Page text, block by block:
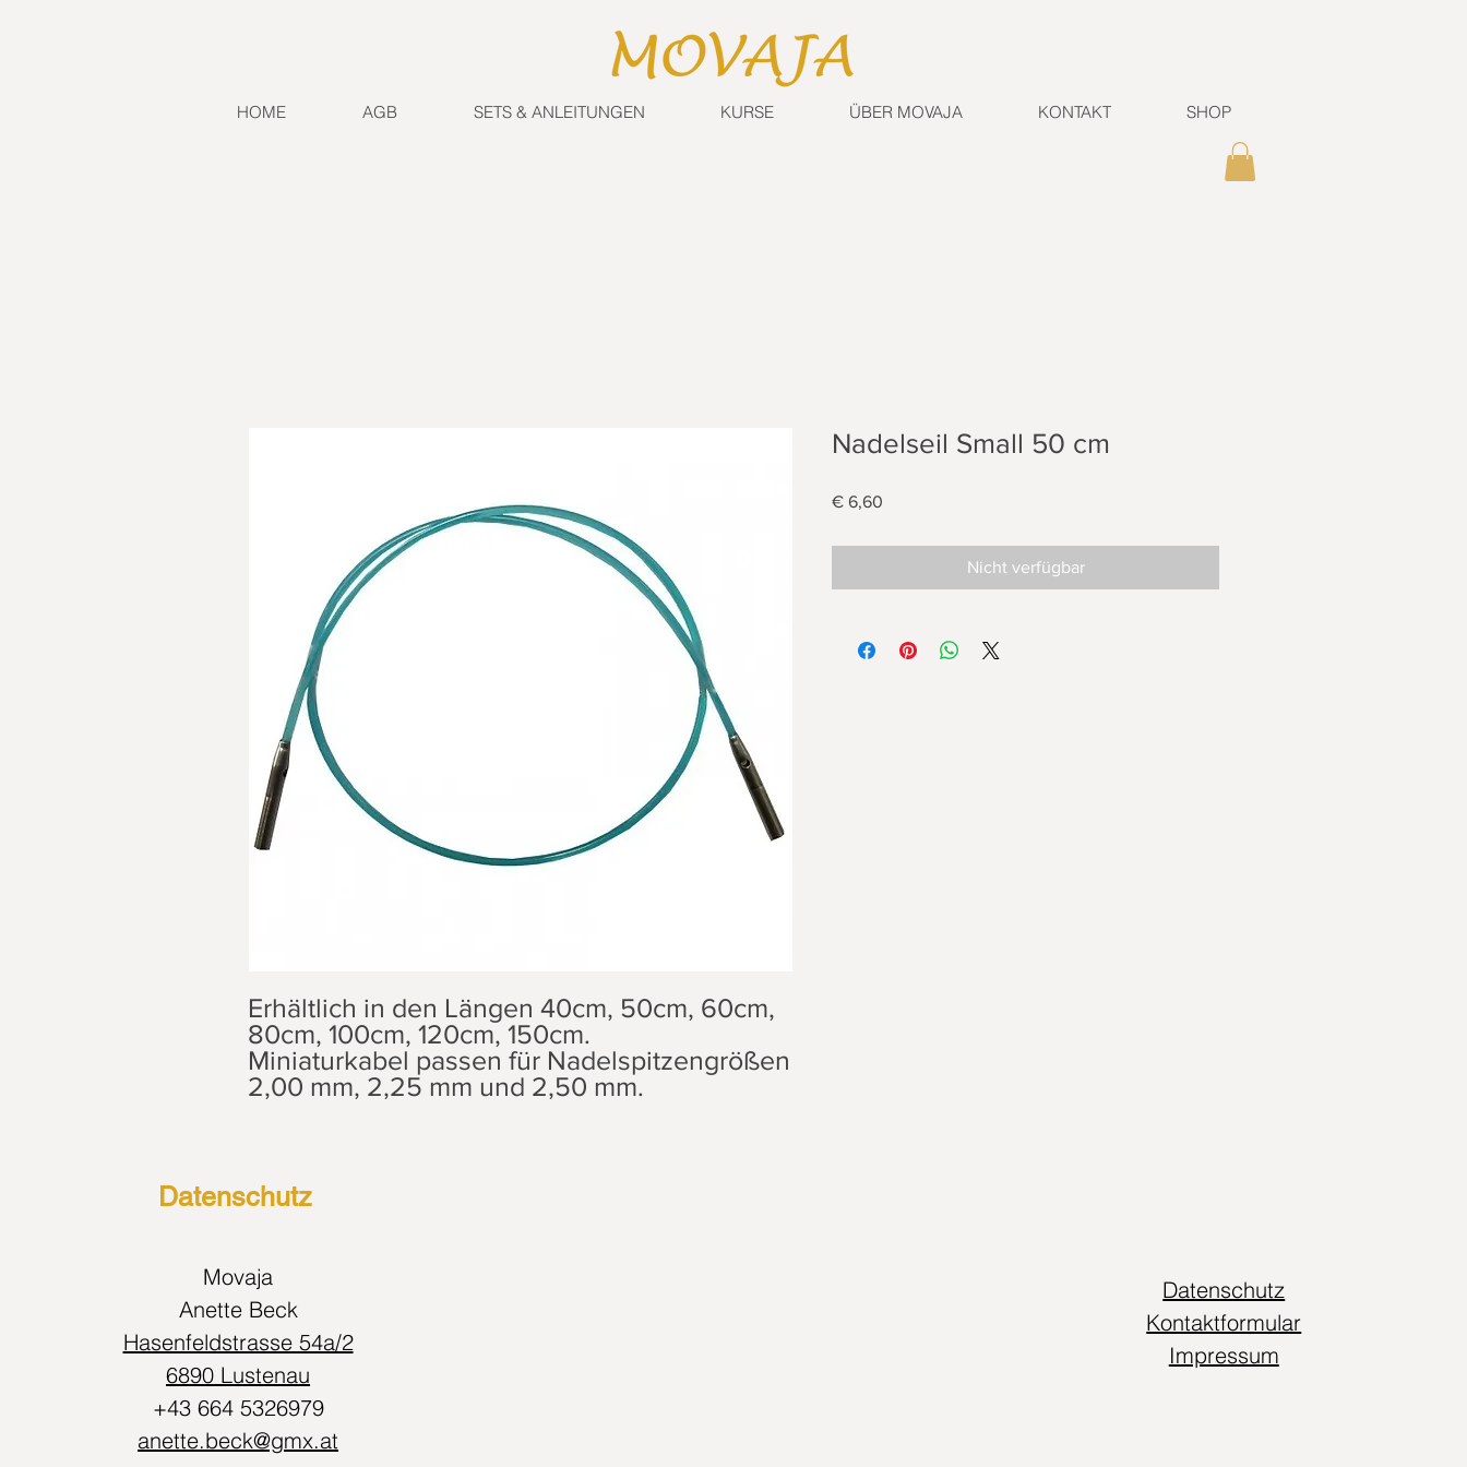
HOME AGB SETS & ANLEITUNGEN KURSE ÜBER MOVAJA KONTAKT SHOP
Erhältlich in den Längen 40cm, 50cm, 60cm,
80cm, 100cm, 120cm, 150cm.
Miniaturkabel passen für Nadelspitzengrößen
2,00 mm, 2,25 mm und 2,50 mm.
Nadelseil Small 50 cm
€ 6,60
Nicht verfügbar
Datenschutz
Movaja
Anette Beck
Hasenfeldstrasse 54a/2
6890 Lustenau
+43 664 5326979
anette.beck@gmx.at
Datenschutz
Kontaktformular
Impressum